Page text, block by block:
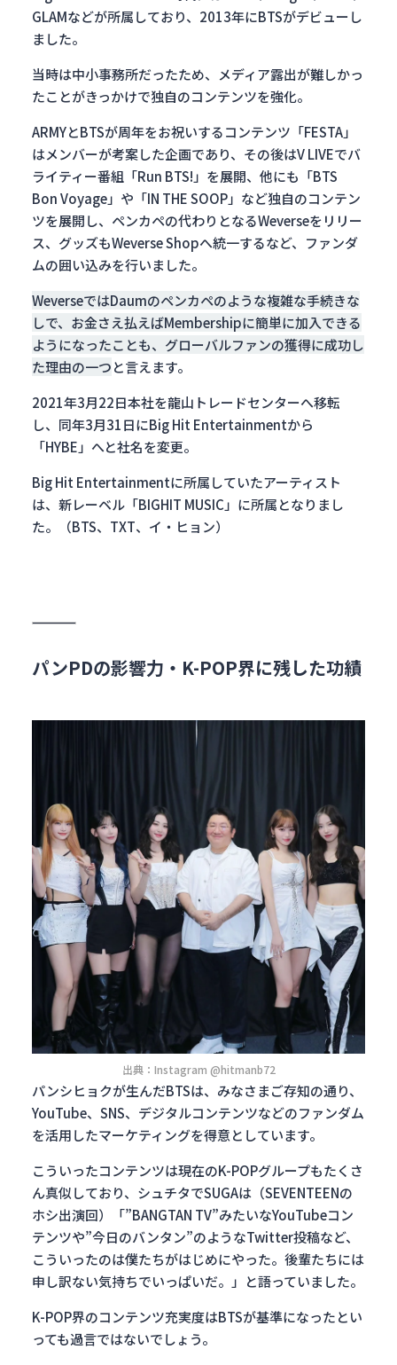
GLAMなどが所属しており、2013年にBTSがデビューし
ました。
当時は中小事務所だったため、メディア露出が難しかっ
たことがきっかけで独自のコンテンツを強化。
ARMYとBTSが周年をお祝いするコンテンツ「FESTA」
はメンバーが考案した企画であり、その後はV LIVEでバ
ライティー番組「Run BTS!」を展開、他にも「BTS
Bon Voyage」や「IN THE SOOP」など独自のコンテン
ツを展開し、ペンカペの代わりとなるWeverseをリリー
ス、グッズもWeverse Shopへ統一するなど、ファンダ
ムの囲い込みを行いました。
WeverseではDaumのペンカペのような複雑な手続きな
しで、お金さえ払えばMembershipに簡単に加入できる
ようになったことも、グローバルファンの獲得に成功し
た理由の一つと言えます。
2021年3月22日本社を龍山トレードセンターへ移転
し、同年3月31日にBig Hit Entertainmentから
「HYBE」へと社名を変更。
Big Hit Entertainmentに所属していたアーティスト
は、新レーベル「BIGHIT MUSIC」に所属となりまし
た。（BTS、TXT、イ・ヒョン）
パンPDの影響力・K-POP界に残した功績
出典：Instagram @hitmanb72
パンシヒョクが生んだBTSは、みなさまご存知の通り、
YouTube、SNS、デジタルコンテンツなどのファンダム
を活用したマーケティングを得意としています。
こういったコンテンツは現在のK-POPグループもたくさ
ん真似しており、シュチタでSUGAは（SEVENTEENの
ホシ出演回）「”BANGTAN TV”みたいなYouTubeコン
テンツや”今日のバンタン”のようなTwitter投稿など、
こういったのは僕たちがはじめにやった。後輩たちには
申し訳ない気持ちでいっぱいだ。」と語っていました。
K-POP界のコンテンツ充実度はBTSが基準になったとい
っても過言ではないでしょう。